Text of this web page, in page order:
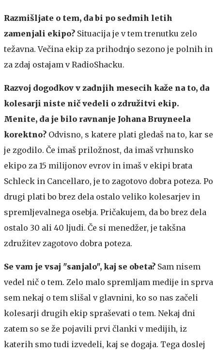
Razmišljate o tem, da bi po sedmih letih
zamenjali ekipo? Situacija je v tem trenutku zelo
težavna. Večina ekip za prihodnjo sezono je polnih in
za zdaj ostajam v RadioShacku.
Razvoj dogodkov v zadnjih mesecih kaže na to, da
kolesarji niste nič vedeli o združitvi ekip.
Menite, da je bilo ravnanje Johana Bruyneela
korektno? Odvisno, s katere plati gledaš na to, kar se
je zgodilo. Če imaš priložnost, da imaš vrhunsko
ekipo za 15 milijonov evrov in imaš v ekipi brata
Schleck in Cancellaro, je to zagotovo dobra poteza. Po
drugi plati bo brez dela ostalo veliko kolesarjev in
spremljevalnega osebja. Pričakujem, da bo brez dela
ostalo 30 ali 40 ljudi. Če si menedžer, je takšna
združitev zagotovo dobra poteza.
Se vam je vsaj "sanjalo", kaj se obeta? Sam nisem
vedel nič o tem. Zelo malo spremljam medije in sprva
sem nekaj o tem slišal v glavnini, ko so nas začeli
kolesarji drugih ekip spraševati o tem. Nekaj dni
zatem so se že pojavili prvi članki v medijih, iz
katerih smo tudi izvedeli, kaj se dogaja. Tega doslej